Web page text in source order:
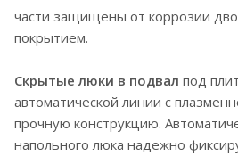
части защищены от коррозии
покрытием.
Скрытые люки в подвал под
автоматической линии с
прочную конструкцию.
напольного люка надежно